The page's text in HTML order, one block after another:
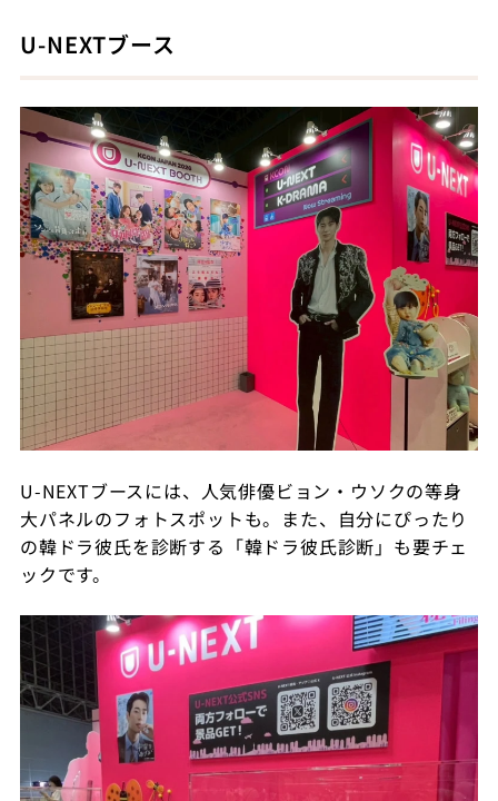
U-NEXTブース
U-NEXTブースには、人気俳優ビョン・ウソクの等身
大パネルのフォトスポットも。また、自分にぴったり
の韓ドラ彼氏を診断する「韓ドラ彼氏診断」も要チェ
ックです。